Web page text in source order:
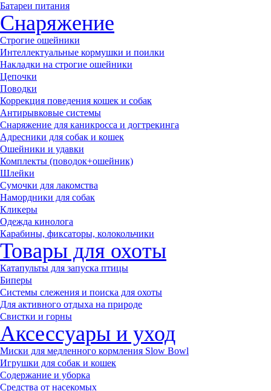
Батареи питания
Снаряжение
Строгие ошейники
Интеллектуальные кормушки и поилки
Накладки на строгие ошейники
Цепочки
Поводки
Коррекция поведения кошек и собак
Антирывковые системы
Снаряжение для каникросса и догтрекинга
Адресники для собак и кошек
Ошейники и удавки
Комплекты (поводок+ошейник)
Шлейки
Сумочки для лакомства
Намордники для собак
Кликеры
Одежда кинолога
Карабины, фиксаторы, колокольчики
Товары для охоты
Катапульты для запуска птицы
Биперы
Системы слежения и поиска для охоты
Для активного отдыха на природе
Свистки и горны
Аксессуары и уход
Миски для медленного кормления Slow Bowl
Игрушки для собак и кошек
Содержание и уборка
Средства от насекомых